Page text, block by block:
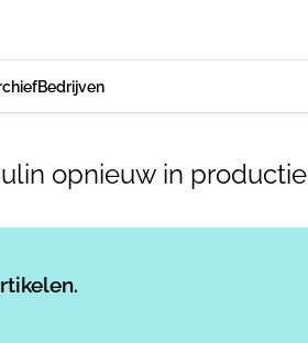
Bedrijven
opnieuw in productie